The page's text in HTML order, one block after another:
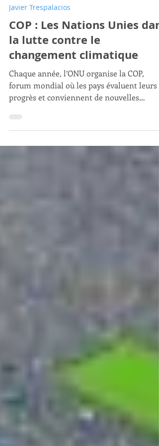
Javier Trespalacios
5 nov. 2025
6 min de lecture
Javier Trespalacios
COP : Les Nations Unies
la lutte contre le
changement climatique
Chaque année, l’ONU organise la COP,